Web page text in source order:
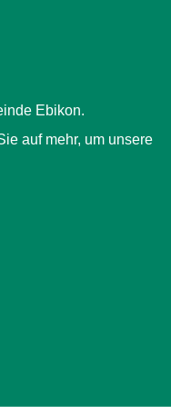
Ebikon.
auf mehr, um unsere